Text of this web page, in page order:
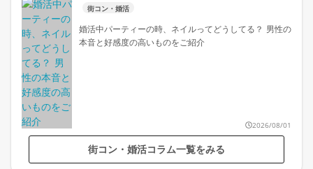
街コン・婚活
婚活中パーティーの時、ネイルってどうしてる？ 男性の
本音と好感度の高いものをご紹介
2026/08/01
街コン・婚活コラム一覧をみる